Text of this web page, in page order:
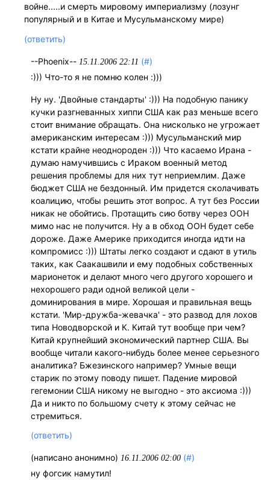
войне.....и смерть мировому империализму (лозунг
популярный и в Китае и Мусульманскому мире)
(ответить)
--Phoenix-- 15.11.2006 22:11 (#)
:))) Что-то я не помню колен :)))
Ну ну. 'Двойные стандарты' :))) На подобную панику
кучки разгневанных хиппи США как раз меньше всего
стоит внимание обращать. Она нисколько не угрожает
американским интересам :))) Мусульманский мир
кстати крайне неоднороден :))) Что касаемо Ирана -
думаю намучившись с Ираком военный метод
решения проблемы для них тут неприемлим. Даже
бюджет США не бездонный. Им придется сколачивать
коалицию, чтобы решить этот вопрос. А тут без России
никак не обойтись. Протащить сию ботву через ООН
мимо нас не получится. Ну а в обход ООН будет себе
дороже. Даже Америке приходится иногда идти на
компромисс :))) Штаты легко создают и сдают в утиль
таких, как Саакашвили и ему подобных собственных
марионеток и делают много чего другого хорошего и
нехорошего ради одной великой цели -
доминирования в мире. Хорошая и правильная вещь
кстати. 'Мир-дружба-жевачка' - это развод для лохов
типа Новодворской и К. Китай тут вообще при чем?
Китай крупнейший экономический партнер США. Вы
вообще читали какого-нибудь более менее серьезного
аналитика? Бжезинского например? Умные вещи
старик по этому поводу пишет. Падение мировой
гегемонии США никому не выгодно - это аксиома :)))
Да и никто по большому счету к этому сейчас не
стремиться.
(ответить)
(написано анонимно) 16.11.2006 02:00 (#)
ну фогсик намутил!